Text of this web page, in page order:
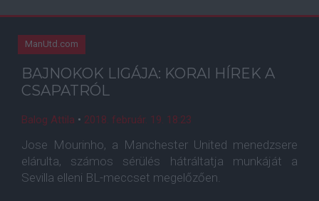
ManUtd.com
BAJNOKOK LIGÁJA: KORAI HÍREK A
CSAPATRÓL
Balog Attila • 2018. február. 19. 18:23
Jose Mourinho, a Manchester United menedzsere
elárulta, számos sérülés hátráltatja munkáját a
Sevilla elleni BL-meccset megelőzően.